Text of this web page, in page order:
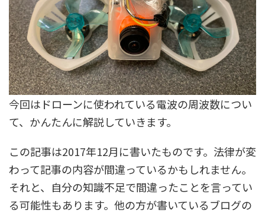
今回はドローンに使われている電波の周波数につい
て、かんたんに解説していきます。
この記事は2017年12月に書いたものです。法律が変
わって記事の内容が間違っているかもしれません。
それと、自分の知識不足で間違ったことを言ってい
る可能性もあります。他の方が書いているブログの